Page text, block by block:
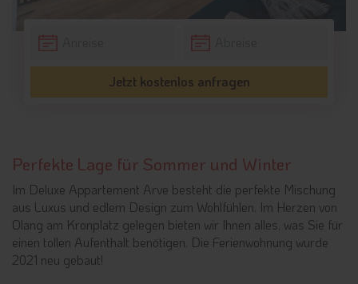
Jetzt kostenlos anfragen
Perfekte Lage für Sommer und Winter
Im Deluxe Appartement Arve besteht die perfekte Mischung
aus Luxus und edlem Design zum Wohlfühlen. Im Herzen von
Olang am Kronplatz gelegen bieten wir Ihnen alles, was Sie für
einen tollen Aufenthalt benötigen. Die Ferienwohnung wurde
2021 neu gebaut!